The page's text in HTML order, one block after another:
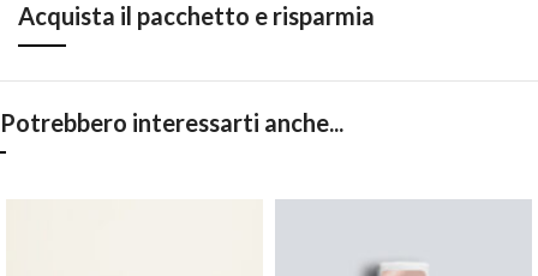
Acquista il pacchetto e risparmia
Potrebbero interessarti anche...